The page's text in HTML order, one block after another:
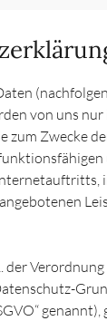
von uns
zum Zwecke
der Verordnung
genannt),